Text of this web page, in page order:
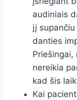
audiniais
jį
danties
nereikia
kad šis
Kai